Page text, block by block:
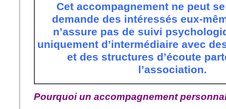
Cet accompagnement ne peut
demande des intéressés eux-
n’assure pas de suivi
uniquement d’intermédiaire avec
et des structures d’écoute
l’association.
Pourquoi un accompagnement